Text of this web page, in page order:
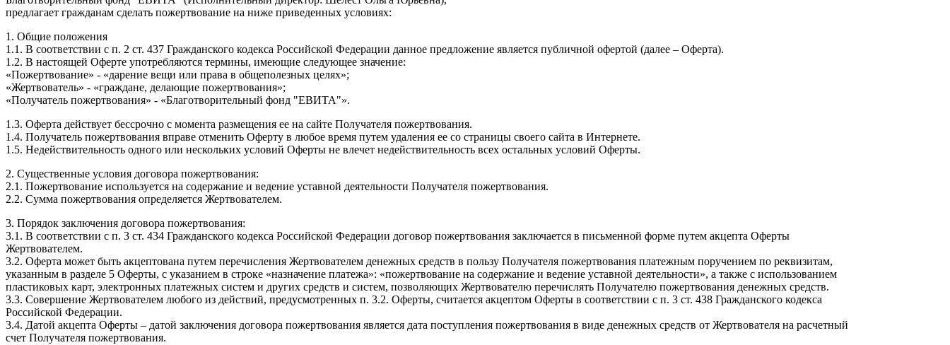
предлагает гражданам сделать пожертвование на ниже приведенных условиях:
1. Общие положения
1.1. В соответствии с п. 2 ст. 437 Гражданского кодекса Российской Федерации данное предложение является публичной офертой (далее – Оферта).
1.2. В настоящей Оферте употребляются термины, имеющие следующее значение:
«Пожертвование» - «дарение вещи или права в общеполезных целях»;
«Жертвователь» - «граждане, делающие пожертвования»;
«Получатель пожертвования» - «Благотворительный фонд "ЕВИТА"».
1.3. Оферта действует бессрочно с момента размещения ее на сайте Получателя пожертвования.
1.4. Получатель пожертвования вправе отменить Оферту в любое время путем удаления ее со страницы своего сайта в Интернете.
1.5. Недействительность одного или нескольких условий Оферты не влечет недействительность всех остальных условий Оферты.
2. Существенные условия договора пожертвования:
2.1. Пожертвование используется на содержание и ведение уставной деятельности Получателя пожертвования.
2.2. Сумма пожертвования определяется Жертвователем.
3. Порядок заключения договора пожертвования:
3.1. В соответствии с п. 3 ст. 434 Гражданского кодекса Российской Федерации договор пожертвования заключается в письменной форме путем акцепта Оферты
Жертвователем.
3.2. Оферта может быть акцептована путем перечисления Жертвователем денежных средств в пользу Получателя пожертвования платежным поручением по реквизитам,
указанным в разделе 5 Оферты, с указанием в строке «назначение платежа»: «пожертвование на содержание и ведение уставной деятельности», а также с использованием
пластиковых карт, электронных платежных систем и других средств и систем, позволяющих Жертвователю перечислять Получателю пожертвования денежных средств.
3.3. Совершение Жертвователем любого из действий, предусмотренных п. 3.2. Оферты, считается акцептом Оферты в соответствии с п. 3 ст. 438 Гражданского кодекса
Российской Федерации.
3.4. Датой акцепта Оферты – датой заключения договора пожертвования является дата поступления пожертвования в виде денежных средств от Жертвователя на расчетный
счет Получателя пожертвования.